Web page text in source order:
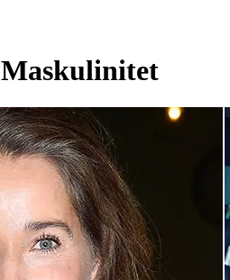
Maskulinitet